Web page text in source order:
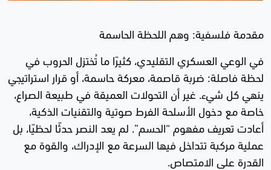
مقدمة فلسفية: وهم اللحظة الحاسمة
في الوعي العسكري التقليدي، كثيرًا ما تُختزل الحروب في
لحظة فاصلة: ضربة قاصمة، معركة حاسمة، أو قرار استراتيجي
ينهي كل شيء. غير أن التحولات العميقة في طبيعة الصراع،
خاصة مع دخول الأسلحة الفرط صوتية والتقنيات الذكية،
أعادت تعريف مفهوم “الحسم”. لم يعد النصر حدثًا لحظيًا، بل
عملية مركبة تتداخل فيها السرعة مع الإدراك، والقوة مع
القدرة على الامتصاص.